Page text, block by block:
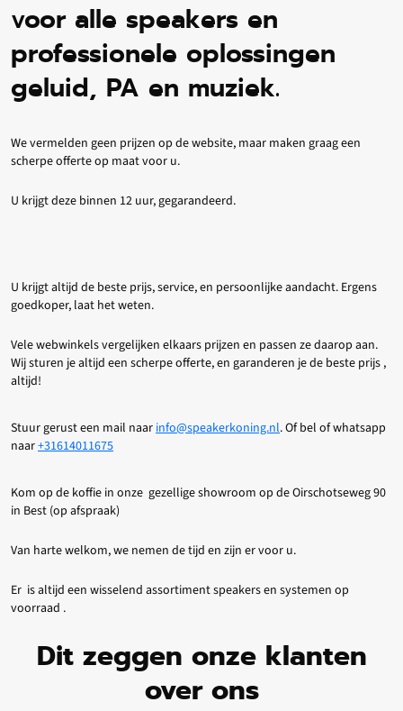
voor alle speakers en
professionele oplossingen
geluid, PA en muziek.
We vermelden geen prijzen op de website, maar maken graag een
scherpe offerte op maat voor u.
U krijgt deze binnen 12 uur, gegarandeerd.
U krijgt altijd de beste prijs, service, en persoonlijke aandacht. Ergens
goedkoper, laat het weten.
Vele webwinkels vergelijken elkaars prijzen en passen ze daarop aan.
Wij sturen je altijd een scherpe offerte, en garanderen je de beste prijs ,
altijd!
Stuur gerust een mail naar info@speakerkoning.nl. Of bel of whatsapp
naar+31614011675
Kom op de koffie in onze gezellige showroom op de Oirschotseweg 90
in Best (op afspraak)
Van harte welkom, we nemen de tijd en zijn er voor u.
Er is altijd een wisselend assortiment speakers en systemen op
voorraad .
Dit zeggen onze klanten
over ons